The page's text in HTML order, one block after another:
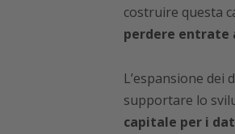
costruire questa
perdere entrate
L’espansione
supportare lo
capitale per i